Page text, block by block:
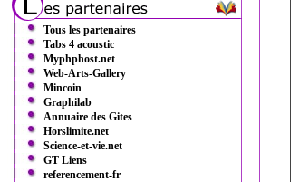
Tous les partenaires
Tabs 4 acoustic
Myphphost.net
Web-Arts-Gallery
Mincoin
Graphilab
Annuaire des Gites
Horslimite.net
Science-et-vie.net
GT Liens
referencement-fr